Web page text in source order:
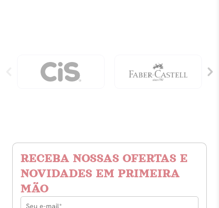
RECEBA NOSSAS OFERTAS E
NOVIDADES EM PRIMEIRA
MÃO